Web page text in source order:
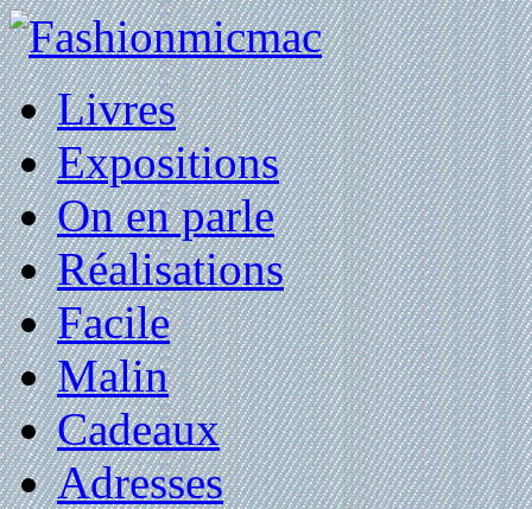
Livres
Expositions
On en parle
Réalisations
Facile
Malin
Cadeaux
Adresses